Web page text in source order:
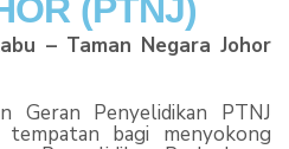
(PTNJ)
– Taman Negara Johor
Geran Penyelidikan PTNJ
tempatan bagi menyokong